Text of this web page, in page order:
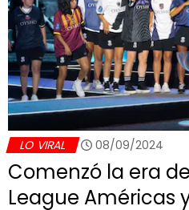
LO VIRAL 08/09/2024
Comenzó la era
League Américas